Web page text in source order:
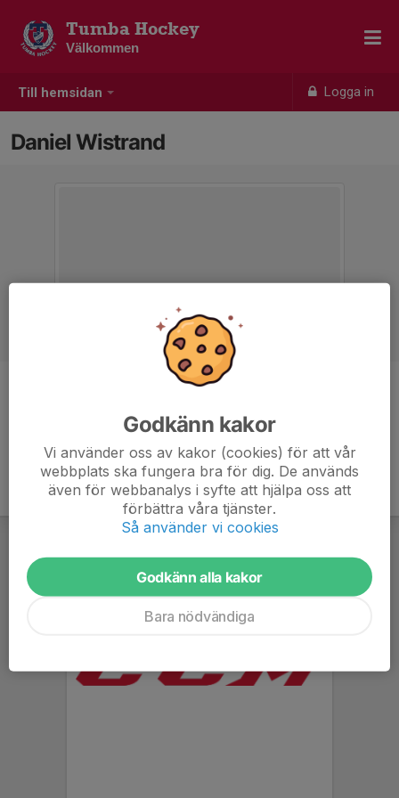
Till hemsidan Logga in
Tumba Hockey
Välkommen
Daniel Wistrand
Godkänn kakor
Vi använder oss av kakor (cookies) för att vår
webbplats ska fungera bra för dig. De används
även för webbanalys i syfte att hjälpa oss att
förbättra våra tjänster.
Så använder vi cookies
Godkänn alla kakor
Bara nödvändiga